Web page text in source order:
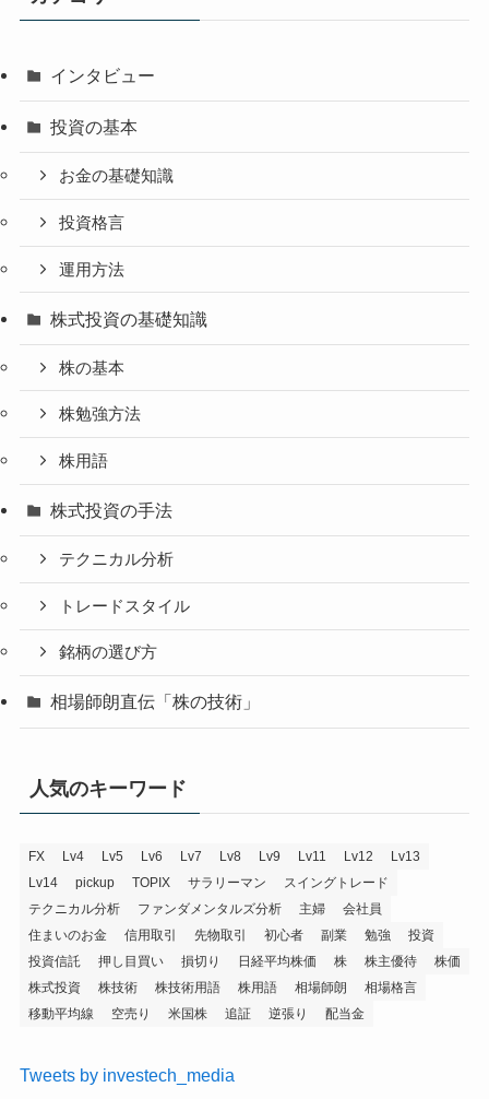
インタビュー
投資の基本
お金の基礎知識
投資格言
運用方法
株式投資の基礎知識
株の基本
株勉強方法
株用語
株式投資の手法
テクニカル分析
トレードスタイル
銘柄の選び方
相場師朗直伝「株の技術」
人気のキーワード
FX Lv4 Lv5 Lv6 Lv7 Lv8 Lv9 Lv11 Lv12
Lv13
Lv14
pickup TOPIX サラリーマン
スイングトレード
テクニカル分析
ファンダメンタルズ分析 主婦
会社員
住まいのお金
信用取引 先物取引 初心者 副業 勉強
投資
投資信託
押し目買い 損切り 日経平均株価 株 株主優待
株価
株式投資
株技術 株技術用語 株用語 相場師朗
相場格言
移動平均線
空売り 米国株 追証 逆張り 配当金
Tweets by investech_media